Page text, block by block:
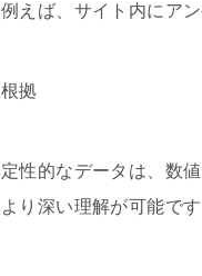
例えば、サイト内にア
根拠
定性的なデータは、数
より深い理解が可能で